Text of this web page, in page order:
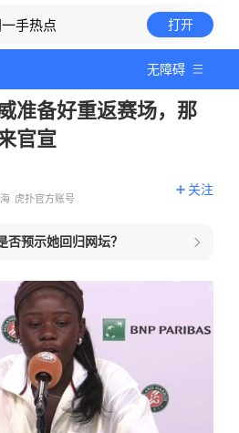
手热点 打开
无障碍
准备好重返赛场，那
官宣
海 虎扑官方账号
关注
否预示她回归网坛？